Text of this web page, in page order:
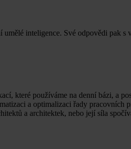
inteligence. Své odpovědi pak s
které používáme na denní bázi, a
a optimalizaci řady pracovních
a architektek, nebo její síla